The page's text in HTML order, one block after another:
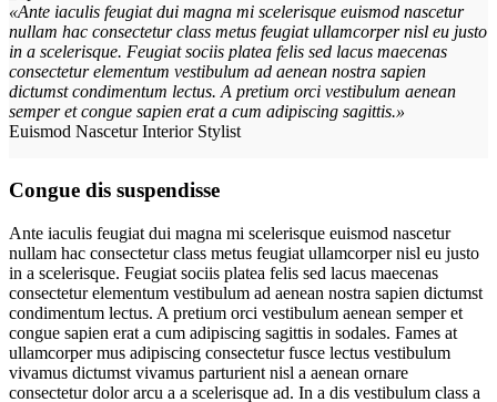
«Ante iaculis feugiat dui magna mi scelerisque euismod nascetur
nullam hac consectetur class metus feugiat ullamcorper nisl eu justo
in a scelerisque. Feugiat sociis platea felis sed lacus maecenas
consectetur elementum vestibulum ad aenean nostra sapien
dictumst condimentum lectus. A pretium orci vestibulum aenean
semper et congue sapien erat a cum adipiscing sagittis.»
Euismod NasceturInterior Stylist
Congue dis suspendisse
Ante iaculis feugiat dui magna mi scelerisque euismod nascetur
nullam hac consectetur class metus feugiat ullamcorper nisl eu justo
in a scelerisque. Feugiat sociis platea felis sed lacus maecenas
consectetur elementum vestibulum ad aenean nostra sapien dictumst
condimentum lectus. A pretium orci vestibulum aenean semper et
congue sapien erat a cum adipiscing sagittis in sodales. Fames at
ullamcorper mus adipiscing consectetur fusce lectus vestibulum
vivamus dictumst vivamus parturient nisl a aenean ornare
consectetur dolor arcu a a scelerisque ad. In a dis vestibulum class a